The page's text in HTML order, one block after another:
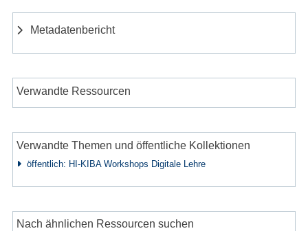
Metadatenbericht
Verwandte Ressourcen
Verwandte Themen und öffentliche Kollektionen
öffentlich: HI-KIBA Workshops Digitale Lehre
Nach ähnlichen Ressourcen suchen